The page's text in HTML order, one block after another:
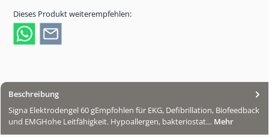
Dieses Produkt weiterempfehlen:
Beschreibung
Signa Elektrodengel 60 gEmpfohlen für EKG, Defibrillation, Biofeedback
und EMGHohe Leitfähigkeit. Hypoallergen, bakteriostat… Mehr